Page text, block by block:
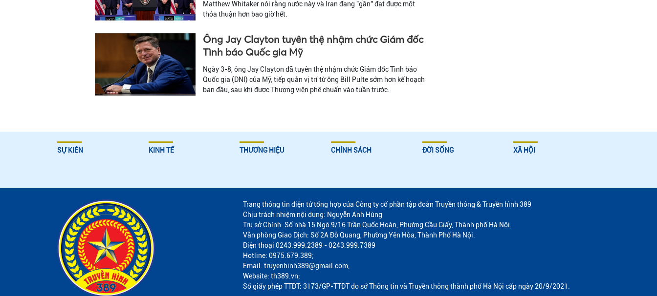
Matthew Whitaker nói rằng nước này và Iran đang "gần" đạt được một
thỏa thuận hơn bao giờ hết.
Ông Jay Clayton tuyên thệ nhậm chức Giám đốc
Tình báo Quốc gia Mỹ
Ngày 3-8, ông Jay Clayton đã tuyên thệ nhậm chức Giám đốc Tình báo
Quốc gia (DNI) của Mỹ, tiếp quản vị trí từ ông Bill Pulte sớm hơn kế hoạch
ban đầu, sau khi được Thượng viện phê chuẩn vào tuần trước.
SỰ KIÊN KINH TẾ THƯƠNG HIỆU CHÍNH SÁCH ĐỜI SỐNG XÃ HỘI
Trang thông tin điện tử tổng hợp của Công ty cổ phần tập đoàn Truyền thông & Truyền hình 389
Chịu trách nhiệm nội dung: Nguyễn Anh Hùng
Trụ sở Chính: Số nhà 15 Ngõ 9/16 Trần Quốc Hoàn, Phường Cầu Giấy, Thành phố Hà Nội.
Văn phòng Giao Dịch: Số 2A Đỗ Quang, Phường Yên Hòa, Thành Phố Hà Nội.
Điện thoại 0243.999.2389 - 0243.999.7389
Hotline: 0975.679.389;
Email: truyenhinh389@gmail.com;
Website: th389.vn;
Số giấy phép TTĐT: 3173/GP-TTĐT do sở Thông tin và Truyền thông thành phố Hà Nội cấp ngày 20/9/2021.